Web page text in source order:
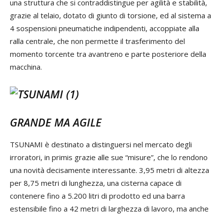
una struttura che si contraddistingue per agilità e stabilità,
grazie al telaio, dotato di giunto di torsione, ed al sistema a
4 sospensioni pneumatiche indipendenti, accoppiate alla
ralla centrale, che non permette il trasferimento del
momento torcente tra avantreno e parte posteriore della
macchina.
GRANDE MA AGILE
TSUNAMI è destinato a distinguersi nel mercato degli
irroratori, in primis grazie alle sue “misure”, che lo rendono
una novità decisamente interessante. 3,95 metri di altezza
per 8,75 metri di lunghezza, una cisterna capace di
contenere fino a 5.200 litri di prodotto ed una barra
estensibile fino a 42 metri di larghezza di lavoro, ma anche